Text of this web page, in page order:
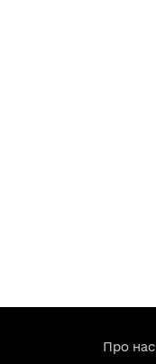
Про нас